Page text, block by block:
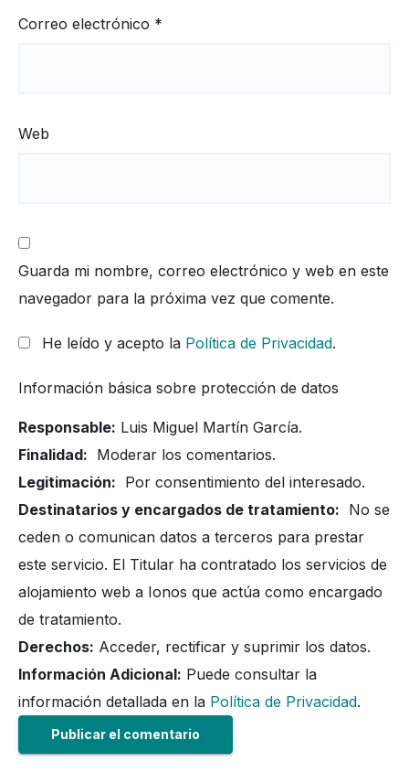
Correo electrónico *
Web
Guarda mi nombre, correo electrónico y web en este
navegador para la próxima vez que comente.
He leído y acepto la Política de Privacidad.
Información básica sobre protección de datos
Responsable: Luis Miguel Martín García.
Finalidad: Moderar los comentarios.
Legitimación: Por consentimiento del interesado.
Destinatarios y encargados de tratamiento: No se
ceden o comunican datos a terceros para prestar
este servicio. El Titular ha contratado los servicios de
alojamiento web a Ionos que actúa como encargado
de tratamiento.
Derechos: Acceder, rectificar y suprimir los datos.
Información Adicional: Puede consultar la
información detallada en la Política de Privacidad.